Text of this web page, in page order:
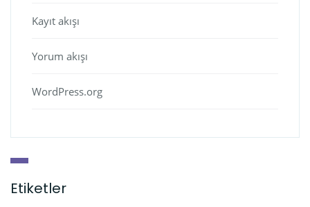
Kayıt akışı
Yorum akışı
WordPress.org
Etiketler